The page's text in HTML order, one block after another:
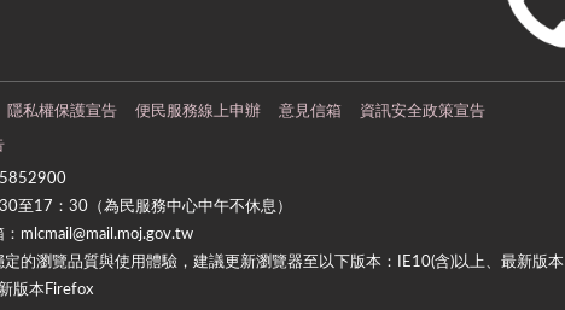
隱私權保護宣告 便民服務線上申辦 意見信箱 資訊安全政策宣告
至17：30（為民服務中心中午不休息）
mlcmail@mail.moj.gov.tw
定的瀏覽品質與使用體驗，建議更新瀏覽器至以下版本：IE10(含)以上、最新版本
版本Firefox